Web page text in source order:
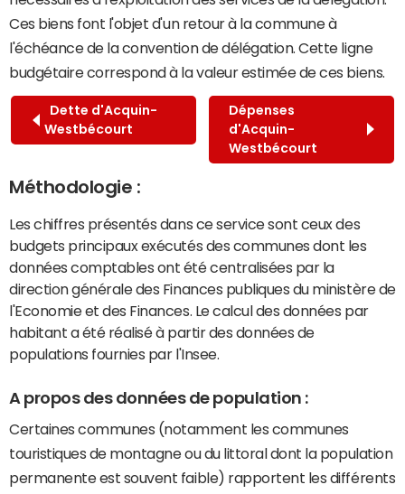
Ces biens font l'objet d'un retour à la commune à
l'échéance de la convention de délégation. Cette ligne
budgétaire correspond à la valeur estimée de ces biens.
Dette d'Acquin-
Westbécourt
Dépenses
d'Acquin-
Westbécourt
Méthodologie :
Les chiffres présentés dans ce service sont ceux des
budgets principaux exécutés des communes dont les
données comptables ont été centralisées par la
direction générale des Finances publiques du ministère de
l'Economie et des Finances. Le calcul des données par
habitant a été réalisé à partir des données de
populations fournies par l'Insee.
A propos des données de population :
Certaines communes (notamment les communes
touristiques de montagne ou du littoral dont la population
permanente est souvent faible) rapportent les différents